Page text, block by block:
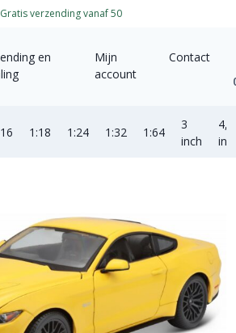
Gratis verzending vanaf 50
en
Mijn
account
Contact
1:18 1:24 1:32 1:64
3
inch
4,5